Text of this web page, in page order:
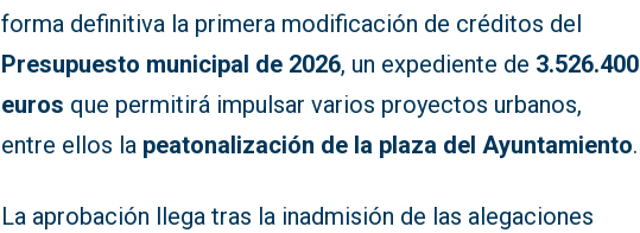
forma definitiva la primera modificación de créditos del
Presupuesto municipal de 2026, un expediente de 3.526.400
euros que permitirá impulsar varios proyectos urbanos,
entre ellos la peatonalización de la plaza del Ayuntamiento.
La aprobación llega tras la inadmisión de las alegaciones